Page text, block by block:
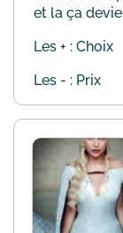
et la ça
Les + : Choix
Les - : Prix